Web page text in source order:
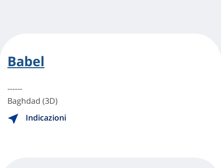
Babel
------
Baghdad (3D)
Indicazioni